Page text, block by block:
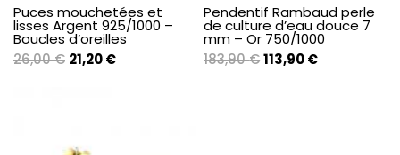
Puces mouchetées et
lisses Argent 925/1000 –
Boucles d’oreilles
26,00€ Le
21,20€Le
Pendentif Rambaud perle
de culture d’eau douce 7
mm – Or 750/1000
183,90€Le
113,90€Le